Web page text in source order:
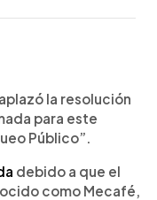
la resolución
para este
Público”.
debido a que el
como Mecafé,